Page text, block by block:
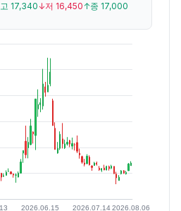
고 17,340↓저 16,450 ↑종 17,000